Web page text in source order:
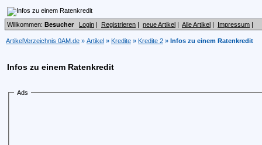
Willkommen: Besucher Login | Registrieren | neue Artikel | Alle Artikel | Impressum |
ArtikelVerzeichnis 0AM.de » Artikel » Kredite » Kredite 2 » Infos zu einem Ratenkredit
Infos zu einem Ratenkredit
Ads